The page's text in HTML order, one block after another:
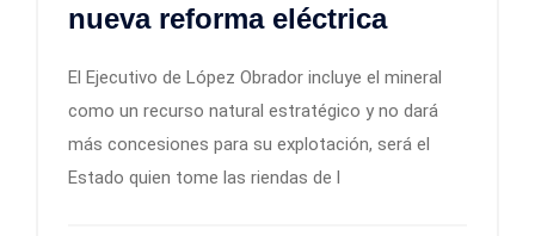
nueva reforma eléctrica
El Ejecutivo de López Obrador incluye el mineral
como un recurso natural estratégico y no dará
más concesiones para su explotación, será el
Estado quien tome las riendas de l